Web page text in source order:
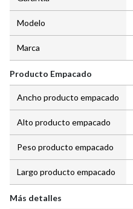
Modelo
Marca
Producto Empacado
Ancho producto empacado
Alto producto empacado
Peso producto empacado
Largo producto empacado
Más detalles